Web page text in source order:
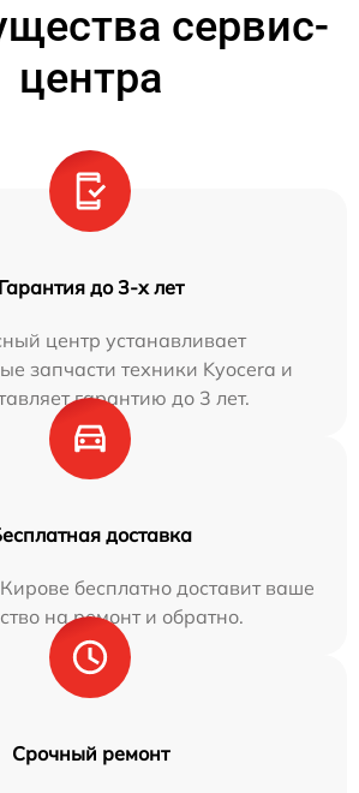
сервис-
центра
Гарантия до 3-х лет
центр устанавливает
запчасти техники Kyocera и
гарантию до 3 лет.
доставка
бесплатно доставит ваше
на ремонт и обратно.
Срочный ремонт